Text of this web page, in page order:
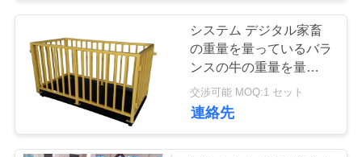
連
さ
トラックの車軸ス
ケール
16
システム デジタル家畜
の重量を量っているバラ
ンスの牛の重量を量って
いる動物は2x2Mを量り
ます
交渉可能 MOQ:1 セット
連絡先